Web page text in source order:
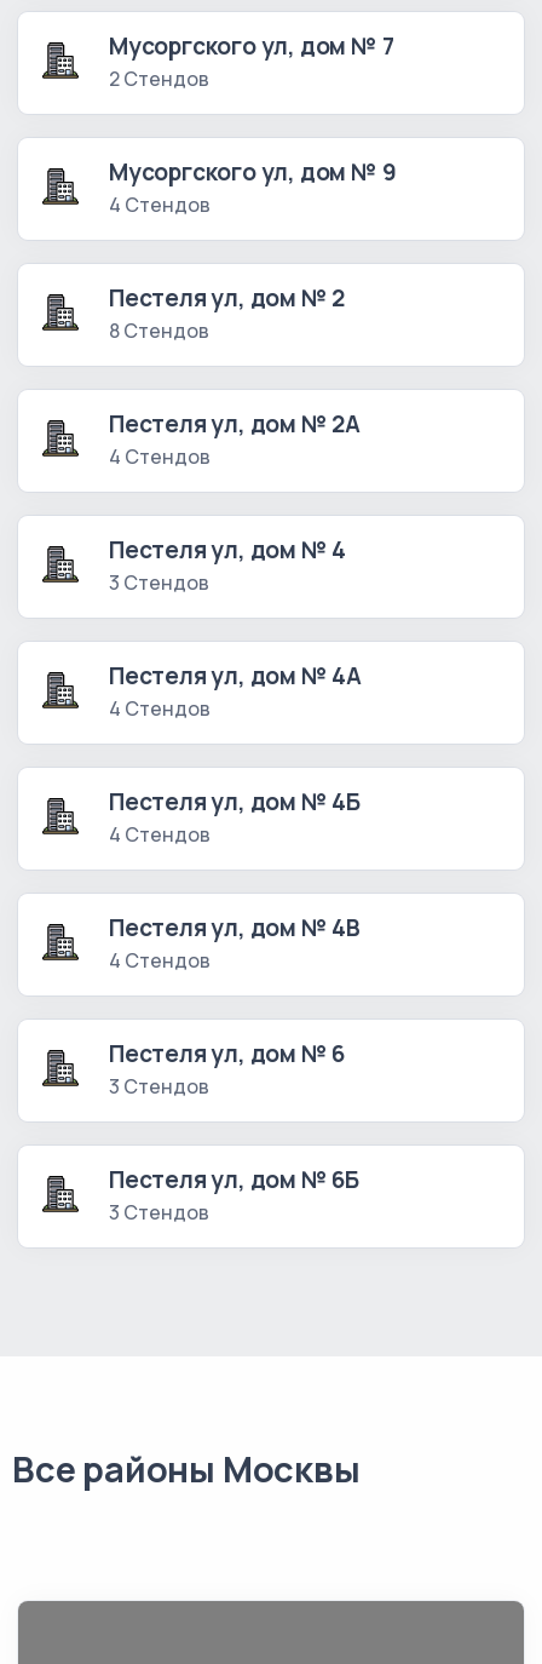
Мусоргского ул, дом № 7
2 Стендов
Мусоргского ул, дом № 9
4 Стендов
Пестеля ул, дом № 2
8 Стендов
Пестеля ул, дом № 2А
4 Стендов
Пестеля ул, дом № 4
3 Стендов
Пестеля ул, дом № 4А
4 Стендов
Пестеля ул, дом № 4Б
4 Стендов
Пестеля ул, дом № 4В
4 Стендов
Пестеля ул, дом № 6
3 Стендов
Пестеля ул, дом № 6Б
3 Стендов
Все районы Москвы